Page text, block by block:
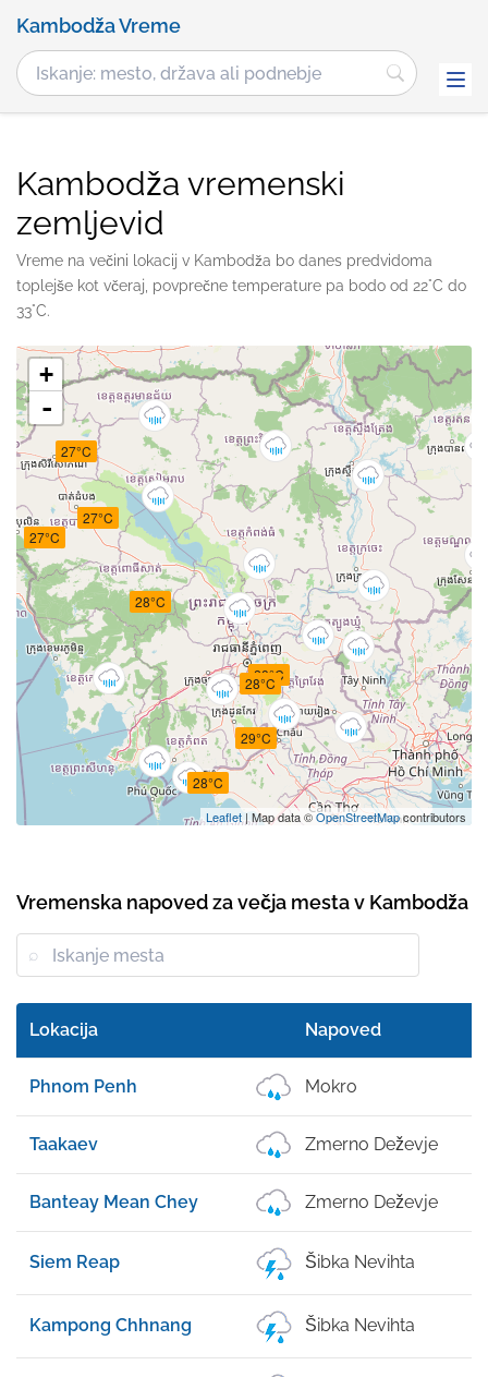
Kambodža Vreme
Kambodža vremenski
zemljevid
Vreme na večini lokacij v Kambodža bo danes predvidoma
toplejše kot včeraj, povprečne temperature pa bodo od 22°C do
33°C.
28°C
29°C
27°C
27°C
28°C
28°C
28°C
27°C
+
-
Leaflet | Map data ©OpenStreetMapcontributors
Vremenska napoved za večja mesta v Kambodža
Lokacija Napoved
Phnom Penh Mokro
Taakaev Zmerno Deževje
Banteay Mean Chey Zmerno Deževje
Siem Reap Šibka Nevihta
Kampong Chhnang Šibka Nevihta